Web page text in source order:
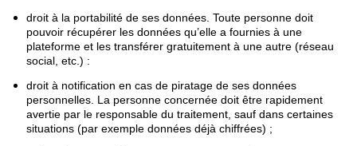
droit à la portabilité de ses données. Toute personne doit
pouvoir récupérer les données qu’elle a fournies à une
plateforme et les transférer gratuitement à une autre (réseau
social, etc.) :
droit à notification en cas de piratage de ses données
personnelles. La personne concernée doit être rapidement
avertie par le responsable du traitement, sauf dans certaines
situations (par exemple données déjà chiffrées) ;